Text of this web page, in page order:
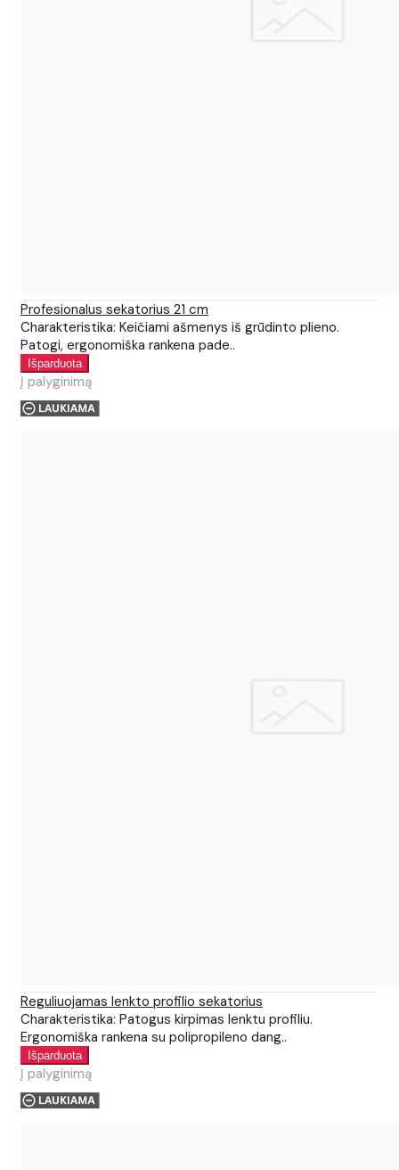
Profesionalus sekatorius 21 cm
Charakteristika: Keičiami ašmenys iš grūdinto plieno.
Patogi, ergonomiška rankena pade..
Į palyginimą
Reguliuojamas lenkto profilio sekatorius
Charakteristika: Patogus kirpimas lenktu profiliu.
Ergonomiška rankena su polipropileno dang..
Į palyginimą